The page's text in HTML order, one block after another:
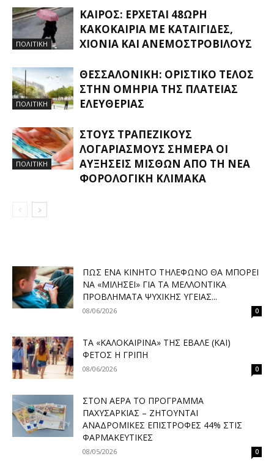
ΠΟΛΙΤΙΚΗ
ΚΑΙΡΌΣ: ΈΡΧΕΤΑΙ 48ΩΡΗ
ΚΑΚΟΚΑΙΡΊΑ ΜΕ ΚΑΤΑΙΓΊΔΕΣ,
ΧΙΌΝΙΑ ΚΑΙ ΑΝΕΜΟΣΤΡΌΒΙΛΟΥΣ
ΠΟΛΙΤΙΚΗ
ΘΕΣΣΑΛΟΝΊΚΗ: ΟΡΙΣΤΙΚΌ ΤΈΛΟΣ
ΣΤΗΝ ΟΜΗΡΊΑ ΤΗΣ ΠΛΑΤΕΊΑΣ
ΕΛΕΥΘΕΡΊΑΣ
ΠΟΛΙΤΙΚΗ
ΣΤΟΥΣ ΤΡΑΠΕΖΙΚΟΎΣ
ΛΟΓΑΡΙΑΣΜΟΎΣ ΣΉΜΕΡΑ ΟΙ
ΑΥΞΉΣΕΙΣ ΜΙΣΘΏΝ ΑΠΌ ΤΗ ΝΈΑ
ΦΟΡΟΛΟΓΙΚΉ ΚΛΊΜΑΚΑ
ΠΏΣ ΈΝΑ ΚΙΝΗΤΌ ΤΗΛΈΦΩΝΟ ΘΑ ΜΠΟΡΕΊ
ΝΑ «ΜΙΛΉΣΕΙ» ΓΙΑ ΤΑ ΜΕΛΛΟΝΤΙΚΆ
ΠΡΟΒΛΉΜΑΤΑ ΨΥΧΙΚΉΣ ΥΓΕΊΑΣ...
08/06/2026 0
ΤΑ «ΚΑΛΟΚΑΙΡΙΝΆ» ΤΗΣ ΈΒΑΛΕ (ΚΑΙ)
ΦΈΤΟΣ Η ΓΡΊΠΗ
08/06/2026 0
ΣΤΟΝ ΑΈΡΑ ΤΟ ΠΡΌΓΡΑΜΜΑ
ΠΑΧΥΣΑΡΚΊΑΣ – ΖΗΤΟΎΝΤΑΙ
ΑΝΑΔΡΟΜΙΚΈΣ ΕΠΙΣΤΡΟΦΈΣ 44% ΣΤΙΣ
ΦΑΡΜΑΚΕΥΤΙΚΈΣ
08/05/2026 0